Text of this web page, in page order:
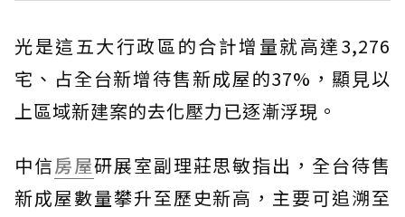
光是這五大行政區的合計增量就高達3,276
宅、占全台新增待售新成屋的37%，顯見以
上區域新建案的去化壓力已逐漸浮現。
中信房屋研展室副理莊思敏指出，全台待售
新成屋數量攀升至歷史新高，主要可追溯至